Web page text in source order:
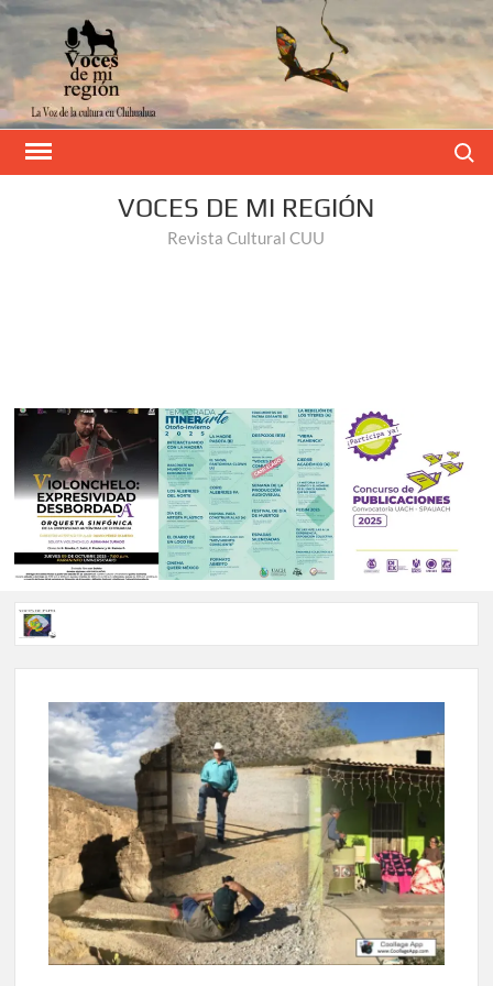
VOCES DE MI REGIÓN
Revista Cultural CUU
Voces de Papel Parral, edición especial Coyame del Sotol
Voces de papel Parral edición Carlos Montemayor #35
A 18 años de su partida, Teatro Bárbaro rinde homenaje a
Víctor Hugo Rascón Banda con Voces en el umbral
Invitan a participar en “Convocatoria UACH-SPAUACH
2026” para publicar textos académicos con sello editorial.